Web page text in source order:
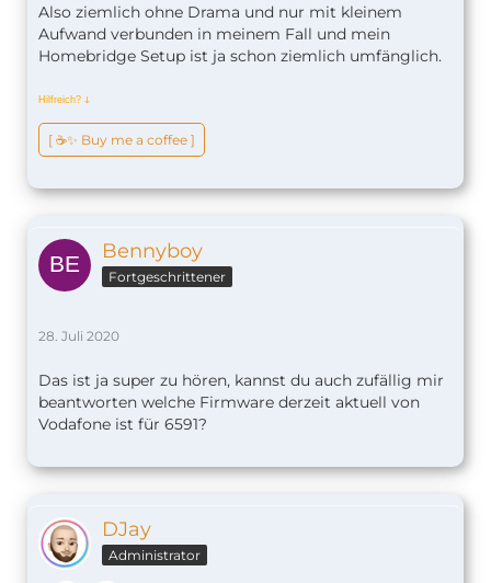
Also ziemlich ohne Drama und nur mit kleinem
Aufwand verbunden in meinem Fall und mein
Homebridge Setup ist ja schon ziemlich umfänglich.
Hilfreich? ↆ
[ ☕️✨ Buy me a coffee ]
Bennyboy
Fortgeschrittener
28. Juli 2020
Das ist ja super zu hören, kannst du auch zufällig mir
beantworten welche Firmware derzeit aktuell von
Vodafone ist für 6591?
DJay
Administrator